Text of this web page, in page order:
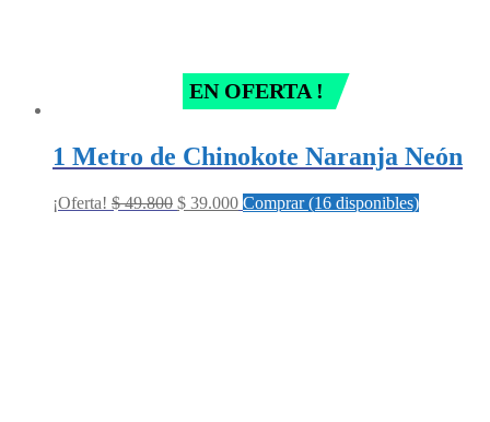
EN OFERTA !
1 Metro de Chinokote Naranja Neón
¡Oferta! $49.800 Original
$ 39.000Current
Comprar (16 disponibles)